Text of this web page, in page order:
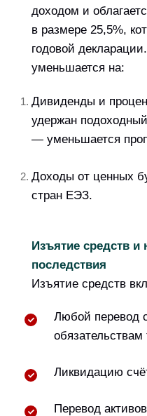
доходом и
в размере 25,5%,
годовой
уменьшается на:
Дивиденды и
удержан
— уменьшается
Доходы от ценных
стран ЕЭЗ.
Изъятие средств и
последствия
Изъятие средств
Любой перевод
Ликвидацию
Перевод